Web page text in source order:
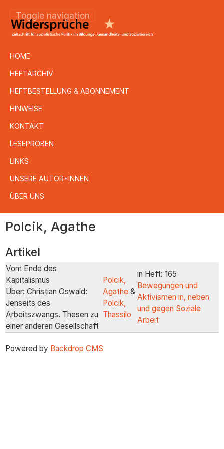
Toggle navigation
HOME
HEFTARCHIV
HEFTBESTELLUNG & ABONNEMENT
HINWEISE
KONTAKT
LESEPROBEN
LINKS
UNSERE AUTOR*INNEN
ÜBER UNS
zum
Polcik, Agathe
Artikel
Vom Ende des
Kapitalismus
Über: Christian Oswald:
Jenseits des
Arbeitszwangs. Thesen zu
einer anderen Gesellschaft
Polcik,
Agathe&
Polcik,
Thassilo
in Heft: 165
Bewegungen und
Aktivismen in, neben
und gegen Soziale
Arbeit
Powered by Backdrop CMS